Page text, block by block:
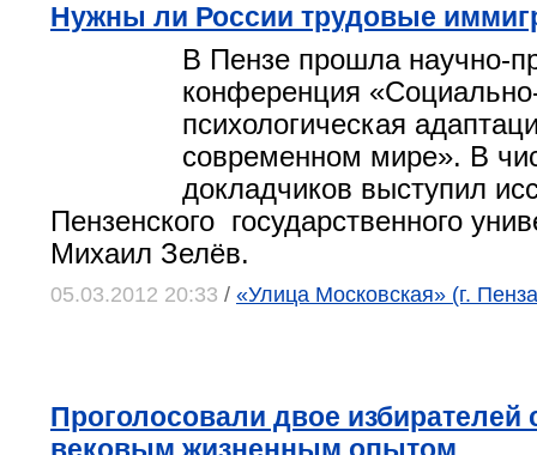
Нужны ли России трудовые
В Пензе прошла научно-
конференция
психологическая
современном мире». В
докладчиков выступил
Пензенского государственного
Михаил Зелёв.
05.03.2012 20:33 / «Улица Московская» (г.
Проголосовали двое избирателей